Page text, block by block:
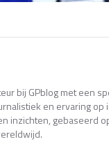
bij GPblog met een
en ervaring
inzichten, gebaseerd